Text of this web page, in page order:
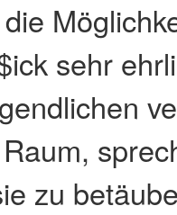
sehr
zu